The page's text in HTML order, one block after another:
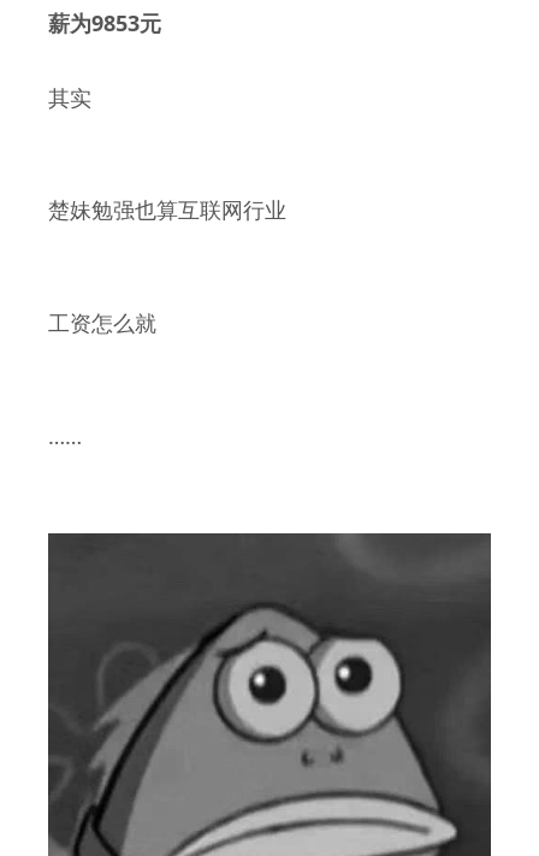
薪为9853元
其实
楚妹勉强也算互联网行业
工资怎么就
……